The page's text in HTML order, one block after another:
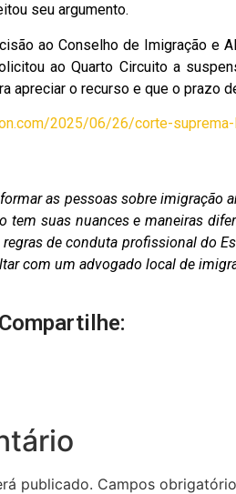
seu argumento.
ao Conselho de Imigração e
ao Quarto Circuito a
apreciar o recurso e que o prazo
2025/06/26/corte-
as pessoas sobre imigração
tem suas nuances e maneiras
de conduta profissional do
com um advogado local de
publicado. Campos